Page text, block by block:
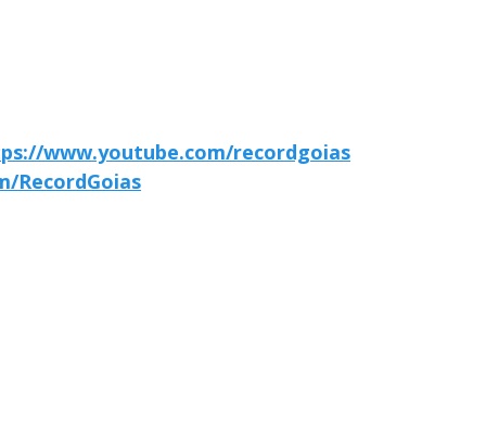
www.youtube.com/recordgoias
RecordGoias